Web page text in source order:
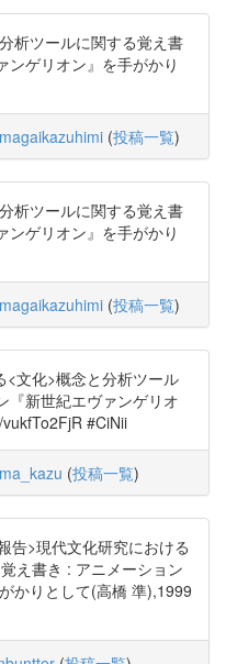
析ツールに関する覚え書
ンゲリオン』を手がかり
(投稿一覧)
析ツールに関する覚え書
ンゲリオン』を手がかり
(投稿一覧)
文化>概念と分析ツール
『新世紀エヴァンゲリオ
#CiNii
(投稿一覧)
告>現代文化研究における
え書き : アニメーション
かりとして(高橋 準),1999